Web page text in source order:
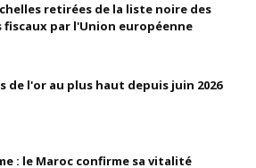
retirées de la liste noire des
fiscaux par l'Union européenne
de l'or au plus haut depuis juin 2026
: le Maroc confirme sa vitalité